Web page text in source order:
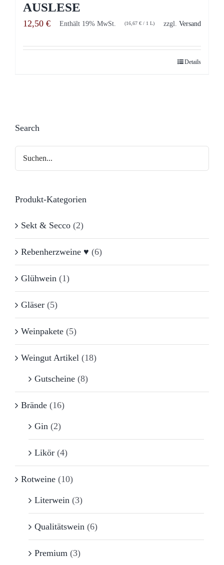
AUSLESE
12,50 € Enthält 19% MwSt. (16,67€ / 1 L) zzgl. Versand
Details
Search
Produkt-Kategorien
Sekt & Secco (2)
Rebenherzweine ♥ (6)
Glühwein (1)
Gläser (5)
Weinpakete (5)
Weingut Artikel (18)
Gutscheine (8)
Brände (16)
Gin (2)
Likör (4)
Rotweine (10)
Literwein (3)
Qualitätswein (6)
Premium (3)